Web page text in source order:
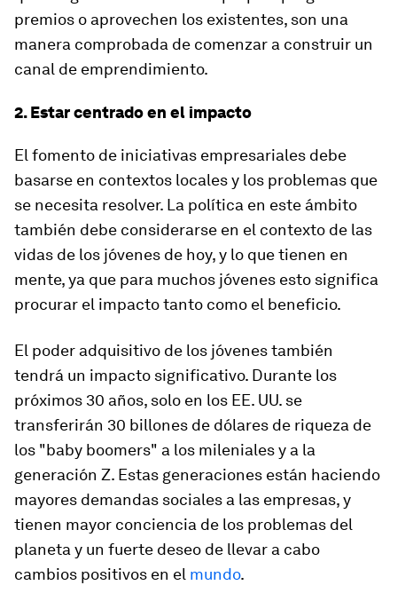
premios o aprovechen los existentes, son una
manera comprobada de comenzar a construir un
canal de emprendimiento.
2. Estar centrado en el impacto
El fomento de iniciativas empresariales debe
basarse en contextos locales y los problemas que
se necesita resolver. La política en este ámbito
también debe considerarse en el contexto de las
vidas de los jóvenes de hoy, y lo que tienen en
mente, ya que para muchos jóvenes esto significa
procurar el impacto tanto como el beneficio.
El poder adquisitivo de los jóvenes también
tendrá un impacto significativo. Durante los
próximos 30 años, solo en los EE. UU. se
transferirán 30 billones de dólares de riqueza de
los "baby boomers" a los mileniales y a la
generación Z. Estas generaciones están haciendo
mayores demandas sociales a las empresas, y
tienen mayor conciencia de los problemas del
planeta y un fuerte deseo de llevar a cabo
cambios positivos en el mundo.